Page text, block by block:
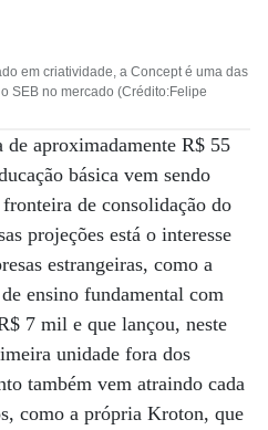
em criatividade, a Concept é uma das
SEB no mercado (Crédito:Felipe
de aproximadamente R$ 55
básica vem sendo
de consolidação do
projeções está o interesse
estrangeiras, como a
ensino fundamental com
7 mil e que lançou, neste
unidade fora dos
também vem atraindo cada
como a própria Kroton, que